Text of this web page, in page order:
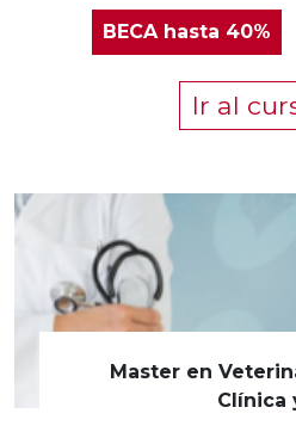
BECA hasta 40%
Ir al
Master en
Clínica